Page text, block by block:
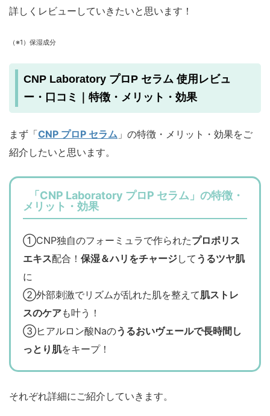
詳しくレビューしていきたいと思います！
（※1）保湿成分
CNP Laboratory プロP セラム 使用レビュ
ー・口コミ｜特徴・メリット・効果
まず「CNP プロP セラム 」の特徴・メリット・効果をご
紹介したいと思います。
「CNP Laboratory プロP セラム」の特徴・
メリット・効果
①CNP独自のフォーミュラで作られたプロポリス
エキス配合！ 保湿＆ハリをチャージして うるツヤ肌
に
②外部刺激でリズムが乱れた肌を整えて肌ストレ
スのケアも叶う！
③ヒアルロン酸Naのうるおいヴェールで長時間し
っとり肌をキープ！
それぞれ詳細にご紹介していきます。